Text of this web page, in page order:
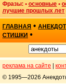
Фразы: • основные •
лучшие прошлых лет
ГЛАВНАЯ •
СТИШКИ •
реклама на сайте
© 1995—2026